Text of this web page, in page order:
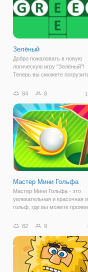
Зелёный
Добро пожаловать в новую
логическую игру "Зелёный"!
Теперь вы сможете
очередной игре из популярной
сегодняшней игры будет
цвет. Вам
84 8
Мастер Мини Гольфа
Мастер Мини Гольфа - это
увлекательная и красочная
гольф, где вы можете
ваших руках находится белый
лунки. Лунок здесь довольно
много, поэтому это
82 9